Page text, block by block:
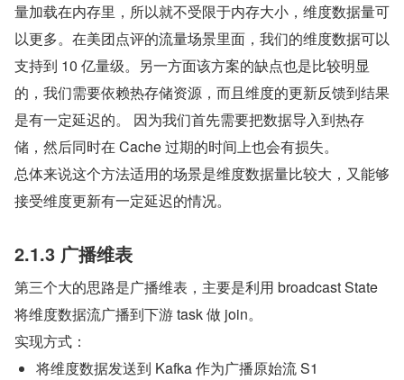
量加载在内存里，所以就不受限于内存大小，维度数据量可
以更多。在美团点评的流量场景里面，我们的维度数据可以
支持到 10 亿量级。另一方面该方案的缺点也是比较明显
的，我们需要依赖热存储资源，而且维度的更新反馈到结果
是有一定延迟的。 因为我们首先需要把数据导入到热存
储，然后同时在 Cache 过期的时间上也会有损失。
总体来说这个方法适用的场景是维度数据量比较大，又能够
接受维度更新有一定延迟的情况。
2.1.3 广播维表
第三个大的思路是广播维表，主要是利用 broadcast State
将维度数据流广播到下游 task 做 join。
实现方式：
将维度数据发送到 Kafka 作为广播原始流 S1